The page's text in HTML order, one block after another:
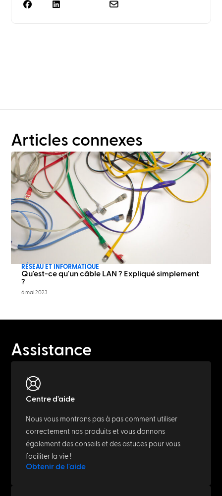
Articles connexes
RÉSEAU ET INFORMATIQUE
Qu'est-ce qu'un câble LAN ? Expliqué simplement
?
6 mai 2023
Assistance
Centre d'aide
Nous vous montrons pas à pas comment utiliser
correctement nos produits et vous donnons
également des conseils et des astuces pour vous
faciliter la vie !
Obtenir de l'aide